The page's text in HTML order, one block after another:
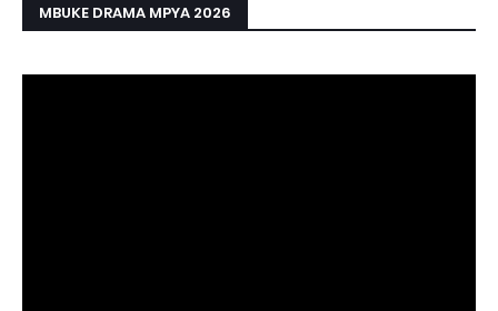
MBUKE DRAMA MPYA 2026